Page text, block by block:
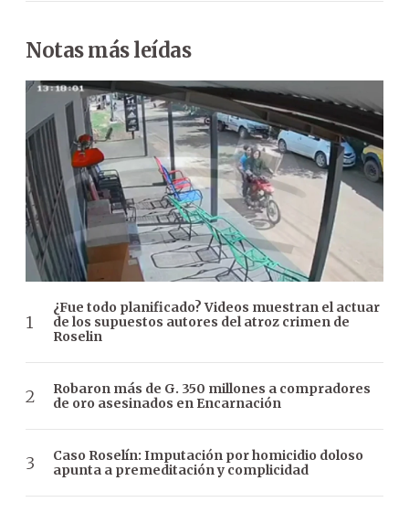
Notas más leídas
¿Fue todo planificado? Videos muestran el actuar
de los supuestos autores del atroz crimen de
Roselin
Robaron más de G. 350 millones a compradores
de oro asesinados en Encarnación
Caso Roselín: Imputación por homicidio doloso
apunta a premeditación y complicidad